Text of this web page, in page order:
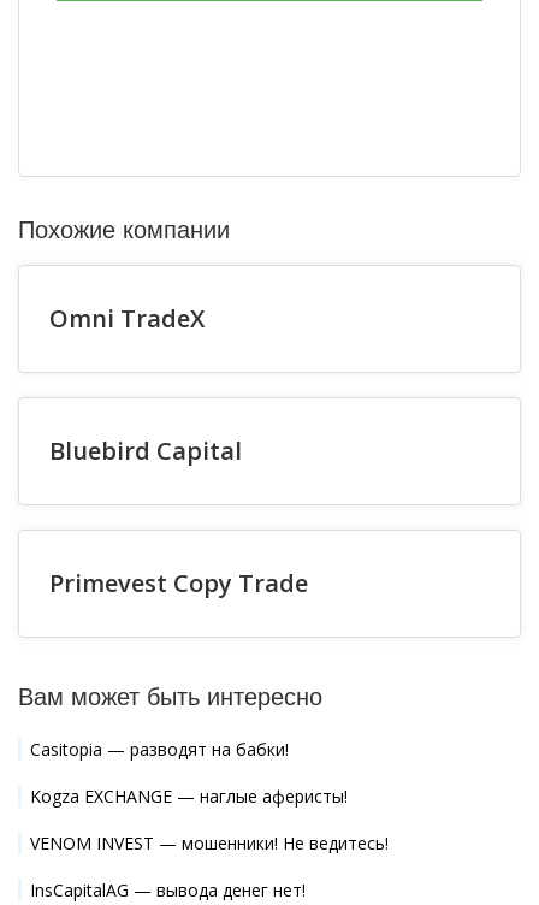
Похожие компании
Omni TradeX
Bluebird Capital
Primevest Copy Trade
Вам может быть интересно
Casitopia — разводят на бабки!
Kogza EXCHANGE — наглые аферисты!
VENOM INVEST — мошенники! Не ведитесь!
InsCapitalAG — вывода денег нет!